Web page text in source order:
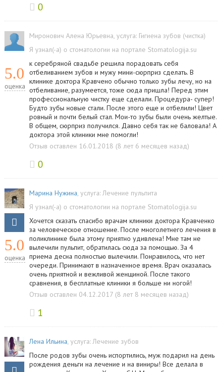
0
5.0
оценка
Миронович Алена Юрьевна, услуга: Гигиена зубов (чистка)
Я узнал(-а) о стоматологии на портале Stomatologija.su
к серебряной свадьбе решила порадовать себя
отбеливанием зубов и мужу мини-сюрприз сделать. В
клинике доктора Кравчено обычно только зубы лечу, но на
отбеливание, разумеется, тоже сюда пришла! Перед этим
профессиональную чистку еще сделали. Процедура- супер!
Будто зубы новые стали. После этого еще и отбелили! Цвет
ровный и почти белый стал. Мои-то зубы были очень желтые.
В общем, сюрприз получился. Давно себя так не баловала! А
доктора этой клиники мне помогли!
Отзыв оставлен 16.01.2018 (8 лет 6 месяцев назад)
0
5.0
оценка
Марина Нужина, услуга:Лечение пульпита
Я узнал(-а) о стоматологии на портале Stomatologija.su
Хочется сказать спасибо врачам клиники доктора Кравченко
за человеческое отношение. После многолетнего лечения в
поликлинике была этому приятно удивлена! Мне там не
вылечили пульпит, обратилась сюда за помощью. За 4
приема десна полностью вылечили. Понравилось, что нет
очереди. Принимают в назначенное время. Врач оказалась
очень приятной и вежливой женщиной. После такого
сравнения, в бесплатные клиники я больше ни ногой!
Отзыв оставлен 04.12.2017 (8 лет 8 месяцев назад)
1
Лена Ильина, услуга:Лечение зубов
После родов зубы очень испортились, муж подарил на день
рождения деньги на лечение и на виниры! Все делала в